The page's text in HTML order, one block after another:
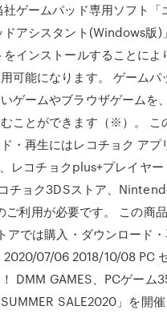
ゲームパッド専用ソフト「
ドアシスタント(Windows版)
インストールすることによ
可能になります。 ゲームパ
ゲームやブラウザゲームを
ことができます（※）。 こ
・再生にはレコチョク アプ
レコチョクplus+プレイヤー
チョク3DSストア、
利用が必要です。 この商
アでは購入・ダウンロード
2020/07/06 2018/10/08 PC
DMM GAMES、PCゲーム
SALE2020」を開